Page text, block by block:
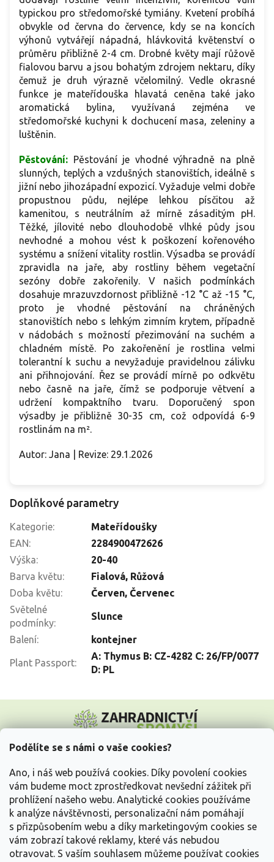
Podělíte se s námi o vaše cookies?
Ano, i náš web používá cookies. Díky povolení cookies
vám budeme moct zprostředkovat nevšední zážitek při
prohlížení našeho webu. Analytické cookies používáme
k analýze návštěvnosti, personalizační nám pomáhají
s přizpůsobením webu a díky marketingovým cookies se
vám zobrazí takové reklamy, které vás nebudou
otravovat. S vaším souhlasem můžeme používat cookies
typickou pro středomořské tymiány. Kvetení probíhá
obvykle od června do července, kdy se na koncích
výhonů vytvářejí nápadná, hlávkovitá květenství o
průměru přibližně 2-4 cm. Drobné květy mají růžově
fialovou barvu a jsou bohatým zdrojem nektaru, díky
čemuž je druh výrazně včelomilný. Vedle okrasné
funkce je mateřídouška hlavatá ceněna také jako
aromatická bylina, využívaná zejména ve
středomořské kuchyni k dochucení masa, zeleniny a
luštěnin.
Pěstování: Pěstování je vhodné výhradně na plně
slunných, teplých a vzdušných stanovištích, ideálně s
jižní nebo jihozápadní expozicí. Vyžaduje velmi dobře
propustnou půdu, nejlépe lehkou písčitou až
kamenitou, s neutrálním až mírně zásaditým pH.
Těžké, jílovité nebo dlouhodobě vlhké půdy jsou
nevhodné a mohou vést k poškození kořenového
systému a snížení vitality rostlin. Výsadba se provádí
zpravidla na jaře, aby rostliny během vegetační
sezóny dobře zakořenily. V našich podmínkách
dosahuje mrazuvzdornost přibližně -12 °C až -15 °C,
proto je vhodné pěstování na chráněných
stanovištích nebo s lehkým zimním krytem, případně
v nádobách s možností přezimování na suchém a
chladném místě. Po zakořenění je rostlina velmi
tolerantní k suchu a nevyžaduje pravidelnou zálivku
ani přihnojování. Řez se provádí mírně po odkvětu
nebo časně na jaře, čímž se podporuje větvení a
udržení kompaktního tvaru. Doporučený spon
výsadby je přibližně 30-35 cm, což odpovídá 6-9
rostlinám na m².
Autor: Jana | Revize: 29.1.2026
Doplňkové parametry
Kategorie:
Mateřídoušky
EAN:
2284900472626
Výška:
20-40
Barva květu: Fialová, Růžová
Doba květu: Červen, Červenec
Světelné
podmínky:
Slunce
Balení: kontejner
Plant Passport:
A: Thymus B: CZ-4282 C: 26/FP/0077
D: PL
p
Vše o nákupu
Informace pro Vás
Kontakujte nás